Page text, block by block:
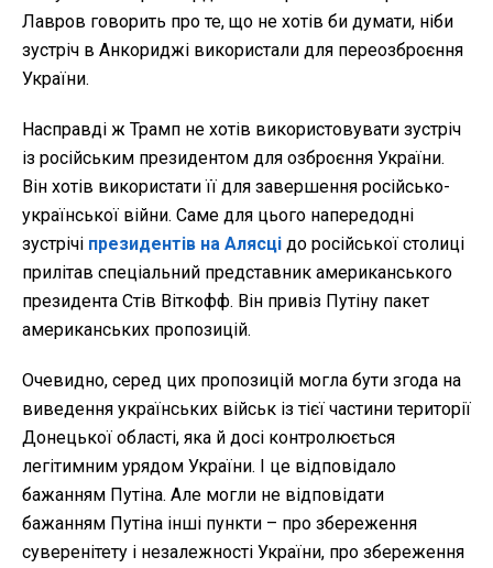
Лавров говорить про те, що не хотів би думати, ніби
зустріч в Анкориджі використали для переозброєння
України.
Насправді ж Трамп не хотів використовувати зустріч
із російським президентом для озброєння України.
Він хотів використати її для завершення російсько-
української війни. Саме для цього напередодні
зустрічі президентів на Алясці до російської столиці
прилітав спеціальний представник американського
президента Стів Віткофф. Він привіз Путіну пакет
американських пропозицій.
Очевидно, серед цих пропозицій могла бути згода на
виведення українських військ із тієї частини території
Донецької області, яка й досі контролюється
легітимним урядом України. І це відповідало
бажанням Путіна. Але могли не відповідати
бажанням Путіна інші пункти – про збереження
суверенітету і незалежності України, про збереження